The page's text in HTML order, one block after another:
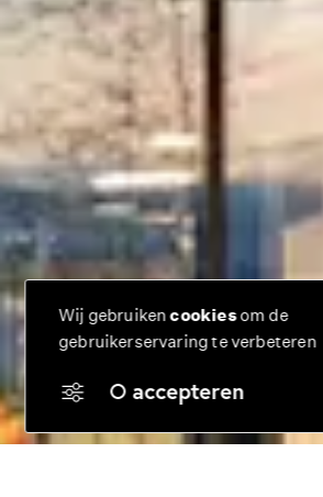
Wij gebruikencookiesom de
gebruikerservaring te verbeteren
accepteren